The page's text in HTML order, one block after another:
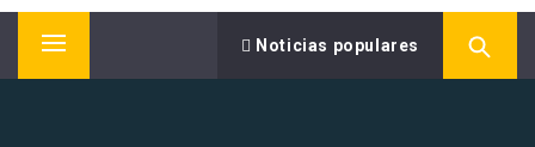
Menú
Noticias populares